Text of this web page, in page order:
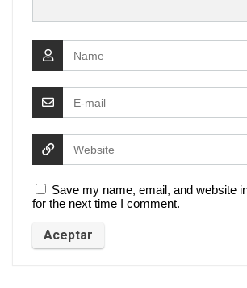
Save my name, email, and website
for the next time I comment.